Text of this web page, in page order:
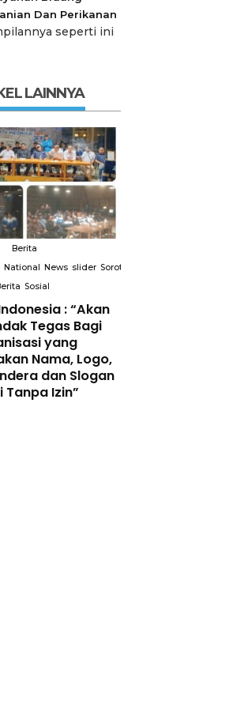
Dan Perikanan
seperti ini
LAINNYA
Berita
National News slider Sorotan
Sosial
: “Akan
Tegas Bagi
yang
Nama, Logo,
dan Slogan
Tanpa Izin”